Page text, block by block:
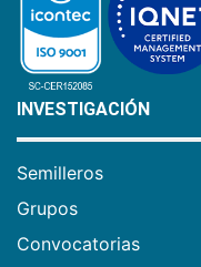
INVESTIGACIÓN
Semilleros
Grupos
Convocatorias